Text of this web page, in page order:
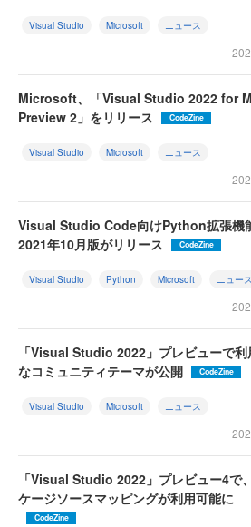
Visual Studio Microsoft ニュース
Microsoft、「Visual Studio 2022 for
Preview 2」をリリース
CodeZine
Visual Studio Microsoft ニュース
Visual Studio Code向けPython拡張機
2021年10月版がリリース
CodeZine
Visual Studio Python Microsoft ニュース
「Visual Studio 2022」プレビューで利
なコミュニティテーマが公開
CodeZine
Visual Studio Microsoft ニュース
「Visual Studio 2022」プレビュー4で
ケージソースマッピングが利用可能に
CodeZine